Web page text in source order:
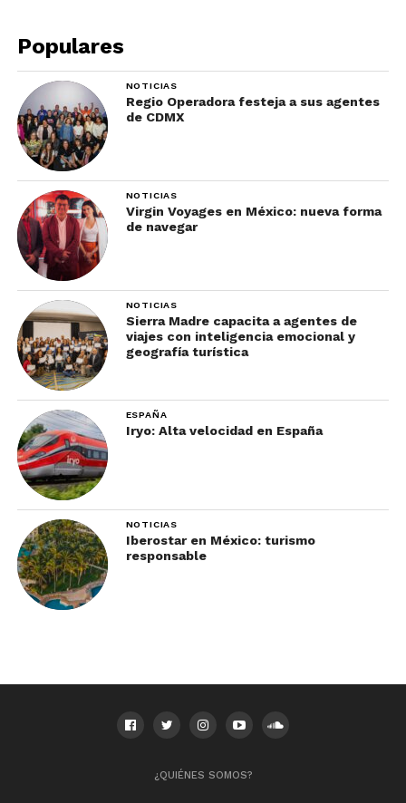
de Airbnb?
La app de Airbnb no te permite cambiar tus
preferencias de idioma y mantiene las que tengas
en tu teléfono.
Para quien no esté familiarizado con la aplicación,
el número de opciones de búsqueda y categorías
puede resultar un poco confuso.
Populares
NOTICIAS
Regio Operadora festeja a sus agentes
de CDMX
NOTICIAS
Virgin Voyages en México: nueva forma
de navegar
NOTICIAS
Sierra Madre capacita a agentes de
viajes con inteligencia emocional y
geografía turística
ESPAÑA
Iryo: Alta velocidad en España
NOTICIAS
Iberostar en México: turismo
responsable
¿QUIÉNES SOMOS?